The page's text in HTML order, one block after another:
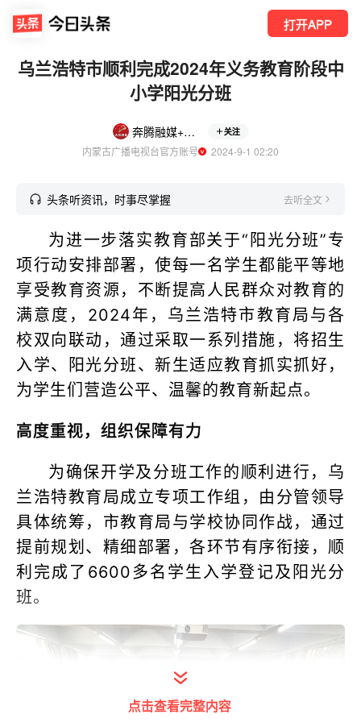
打开APP
乌兰浩特市顺利完成2024年义务教育阶段中
小学阳光分班
奔腾融媒+新闻广播 关注
内蒙古广播电视台官方账号
  2024-9-1 02:20
头条听资讯，时事尽掌握 去听全文
为进一步落实教育部关于“阳光分班”专
项行动安排部署，使每一名学生都能平等地
享受教育资源，不断提高人民群众对教育的
满意度，2024年，乌兰浩特市教育局与各
校双向联动，通过采取一系列措施，将招生
入学、阳光分班、新生适应教育抓实抓好，
为学生们营造公平、温馨的教育新起点。
高度重视，组织保障有力
为确保开学及分班工作的顺利进行，乌
兰浩特教育局成立专项工作组，由分管领导
具体统筹，市教育局与学校协同作战，通过
提前规划、精细部署，各环节有序衔接，顺
利完成了6600多名学生入学登记及阳光分
班。
点击查看完整内容